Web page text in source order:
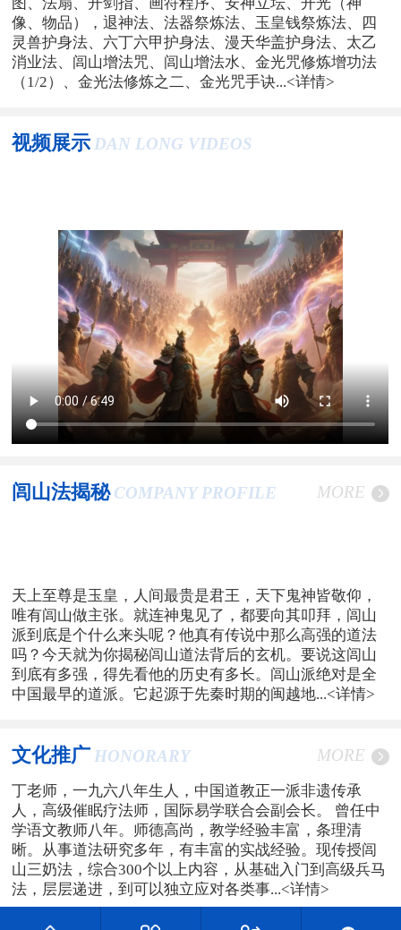
像、物品），退神法、法器祭炼法、玉皇钱祭炼法、四
灵兽护身法、六丁六甲护身法、漫天华盖护身法、太乙
消业法、闾山增法咒、闾山增法水、金光咒修炼增功法
（1/2）、金光法修炼之二、金光咒手诀...<详情>
视频展示 DAN LONG VIDEOS
闾山法揭秘 COMPANY PROFILE MORE
天上至尊是玉皇，人间最贵是君王，天下鬼神皆敬仰，
唯有闾山做主张。就连神鬼见了，都要向其叩拜，闾山
派到底是个什么来头呢？他真有传说中那么高强的道法
吗？今天就为你揭秘闾山道法背后的玄机。要说这闾山
到底有多强，得先看他的历史有多长。闾山派绝对是全
中国最早的道派。它起源于先秦时期的闽越地...<详情>
文化推广 HONORARY MORE
丁老师，一九六八年生人，中国道教正一派非遗传承
人，高级催眠疗法师，国际易学联合会副会长。 曾任中
学语文教师八年。师德高尚，教学经验丰富，条理清
晰。从事道法研究多年，有丰富的实战经验。现传授闾
山三奶法，综合300个以上内容，从基础入门到高级兵马
法，层层递进，到可以独立应对各类事...<详情>